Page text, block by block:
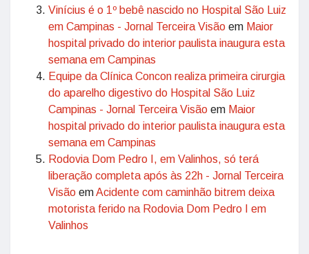
Vinícius é o 1º bebê nascido no Hospital São Luiz
em Campinas - Jornal Terceira Visão em Maior
hospital privado do interior paulista inaugura esta
semana em Campinas
Equipe da Clínica Concon realiza primeira cirurgia
do aparelho digestivo do Hospital São Luiz
Campinas - Jornal Terceira Visão em Maior
hospital privado do interior paulista inaugura esta
semana em Campinas
Rodovia Dom Pedro I, em Valinhos, só terá
liberação completa após às 22h - Jornal Terceira
Visão emAcidente com caminhão bitrem deixa
motorista ferido na Rodovia Dom Pedro I em
Valinhos